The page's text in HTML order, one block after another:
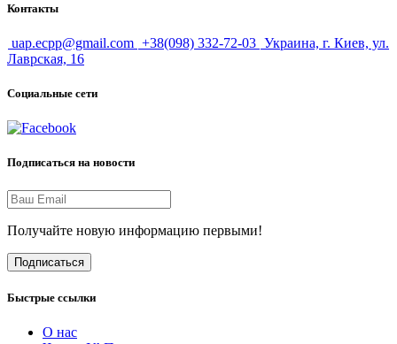
Контакты
uap.ecpp@gmail.com +38(098) 332-72-03 Украина, г. Киев, ул.
Лаврская, 16
Социальные сети
Подписаться на новости
Получайте новую информацию первыми!
Подписаться
Быстрые ссылки
О нас